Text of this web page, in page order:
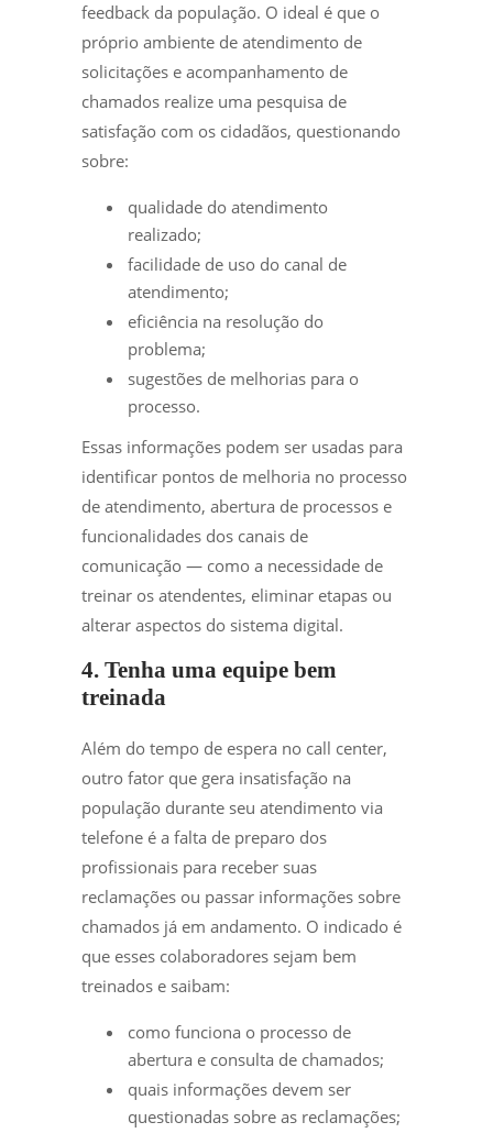
feedback da população. O ideal é que o
próprio ambiente de atendimento de
solicitações e acompanhamento de
chamados realize uma pesquisa de
satisfação com os cidadãos, questionando
sobre:
qualidade do atendimento
realizado;
facilidade de uso do canal de
atendimento;
eficiência na resolução do
problema;
sugestões de melhorias para o
processo.
Essas informações podem ser usadas para
identificar pontos de melhoria no processo
de atendimento, abertura de processos e
funcionalidades dos canais de
comunicação — como a necessidade de
treinar os atendentes, eliminar etapas ou
alterar aspectos do sistema digital.
4. Tenha uma equipe bem
treinada
Além do tempo de espera no call center,
outro fator que gera insatisfação na
população durante seu atendimento via
telefone é a falta de preparo dos
profissionais para receber suas
reclamações ou passar informações sobre
chamados já em andamento. O indicado é
que esses colaboradores sejam bem
treinados e saibam:
como funciona o processo de
abertura e consulta de chamados;
quais informações devem ser
questionadas sobre as reclamações;